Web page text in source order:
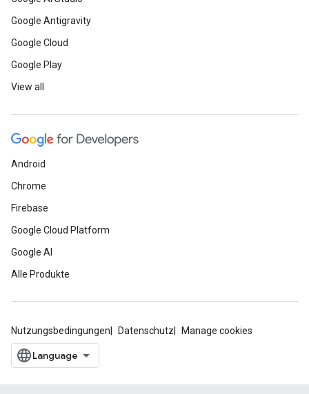
Google Antigravity
Google Cloud
Google Play
View all
Android
Chrome
Firebase
Google Cloud Platform
Google AI
Alle Produkte
Nutzungsbedingungen Datenschutz Manage cookies